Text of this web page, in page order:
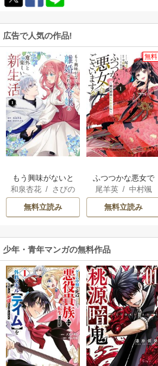
広告で人気の作品!
もう興味がないと
離婚された令嬢の
意外と楽しい新生
活
和泉杏花 / さびの
ぶち
無料立読み
無料
ふつつかな悪女で
はございますが ～
雛宮蝶鼠とりかえ
伝～
尾羊英/ 中村颯
/ ゆき哉
無料立読み
少年・青年マンガの無料作品